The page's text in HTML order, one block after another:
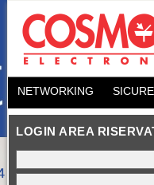
NETWORKING
LOGIN AREA